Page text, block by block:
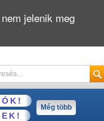
Még több
jelenik meg